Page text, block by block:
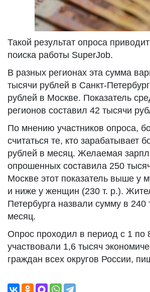
Такой результат опроса
поиска работы SuperJob.
В разных регионах эта сумма
тысячи рублей в Санкт-
рублей в Москве. Показатель
регионов составил 42 тысячи
По мнению участников опроса,
считаться те, кто зарабатывает
рублей в месяц. Желаемая
опрошенных составила 250
Москве этот показатель выше у
и ниже у женщин (230 т. р.).
Петербурга назвали сумму в 240
месяц.
Опрос проходил в период с 1 по
участвовали 1,6 тысяч
граждан всех округов России,